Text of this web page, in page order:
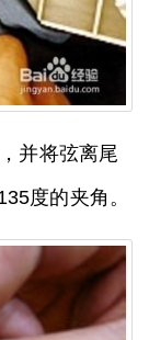
并将弦离尾
度的夹角。